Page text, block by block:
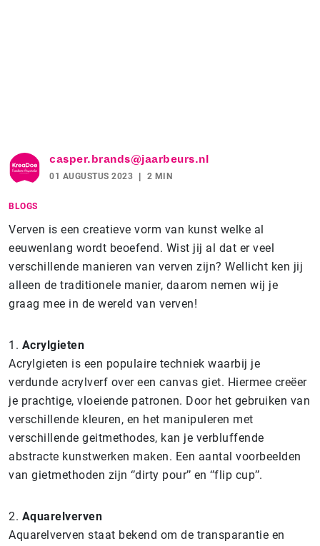
casper.brands@jaarbeurs.nl
01 AUGUSTUS 2023 2 MIN
BLOGS
Verven is een creatieve vorm van kunst welke al
eeuwenlang wordt beoefend. Wist jij al dat er veel
verschillende manieren van verven zijn? Wellicht ken jij
alleen de traditionele manier, daarom nemen wij je
graag mee in de wereld van verven!
1. Acrylgieten
Acrylgieten is een populaire techniek waarbij je
verdunde acrylverf over een canvas giet. Hiermee creëer
je prachtige, vloeiende patronen. Door het gebruiken van
verschillende kleuren, en het manipuleren met
verschillende geitmethodes, kan je verbluffende
abstracte kunstwerken maken. Een aantal voorbeelden
van gietmethoden zijn ‘’dirty pour’’ en ‘’flip cup’’.
2. Aquarelverven
Aquarelverven staat bekend om de transparantie en